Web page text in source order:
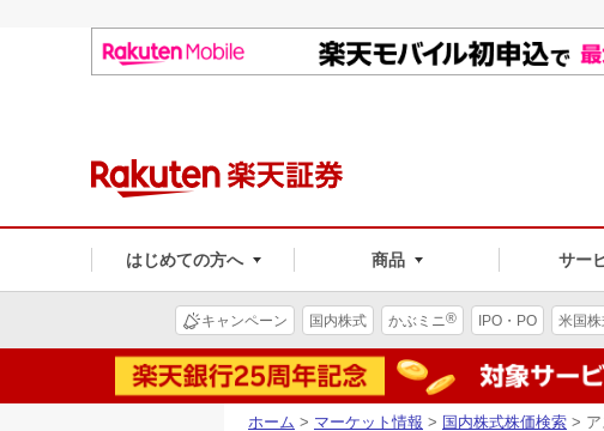
はじめての方へ 商品 サー
キャンペーン 国内株式 かぶミニ® IPO・PO 米国
ホーム > マーケット情報 > 国内株式株価検索 > ア